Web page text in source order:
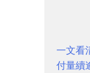
一文看
付量續